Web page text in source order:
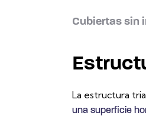
Cubiertas sin
La estructura
una superficie